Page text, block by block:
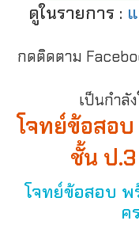
ดูในรายการ :
กดติดตาม
เป็นกำลัง
โจทย์ข้อสอ
ชั้น ป
โจทย์ข้อสอบ พ
ค